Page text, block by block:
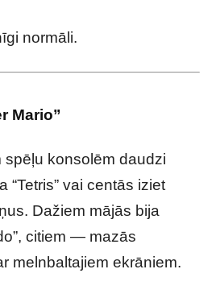
normāli.
Mario”
spēļu konsolēm daudzi
“Tetris” vai centās iziet
Dažiem mājās bija
citiem — mazās
melnbaltajiem ekrāniem.